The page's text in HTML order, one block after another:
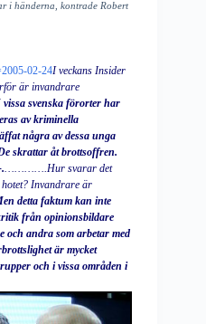
i händerna, kontrade Robert
02-24I veckans Insider
är invandrare
vissa svenska förorter har
av kriminella
några av dessa unga
skrattar åt brottsoffren.
………….Hur svarar det
hotet? Invandrare är
detta faktum kan inte
från opinionsbildare
och andra som arbetar med
är mycket
och i vissa områden i